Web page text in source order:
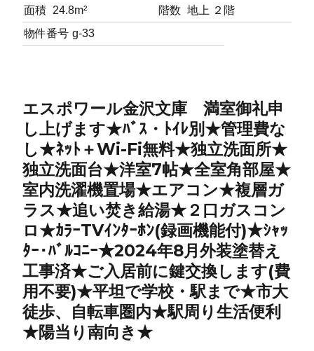
面積 24.8m² 階数 地上 ２階
物件番号 g-33
エスポワール金沢文庫 満室御礼申
し上げます★ﾊﾞｽ・ﾄｲﾚ別★管理費な
し★ﾈｯﾄ＋Wi-Fi無料★独立洗面所★
独立洗面台★洋室7帖★全室角部屋★
室内洗濯機置場★エアコン★複層ガ
ラス★追い焚き給湯★２口ガスコン
ロ★ｶﾗｰTVｲﾝﾀｰﾎﾝ(録画機能付)★ｼｬｯ
ﾀｰ･ﾊﾞﾙｺﾆｰ★2024年8月外装塗替え
工事済★ご入居前に鍵交換します(費
用不要)★平坦で学校・駅まで★市大
徒歩、自転車圏内★駅周り生活便利
★陽当り南向き★